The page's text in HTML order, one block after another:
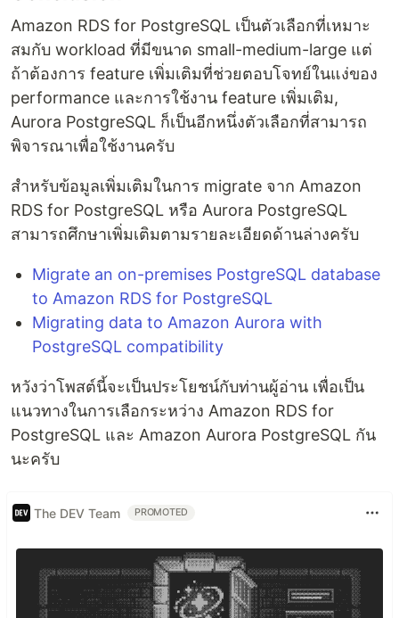
Amazon RDS for PostgreSQL เป็นตัวเลือกที่เหมาะ
สมกับ workload ที่มีขนาด small-medium-large แต่
ถ้าต้องการ feature เพิ่มเติมที่ช่วยตอบโจทย์ในแง่ของ
performance และการใช้งาน feature เพิ่มเติม,
Aurora PostgreSQL ก็เป็นอีกหนึ่งตัวเลือกที่สามารถ
พิจารณาเพื่อใช้งานครับ
สำหรับข้อมูลเพิ่มเติมในการ migrate จาก Amazon
RDS for PostgreSQL หรือ Aurora PostgreSQL
สามารถศึกษาเพิ่มเติมตามรายละเอียดด้านล่างครับ
Migrate an on-premises PostgreSQL database
to Amazon RDS for PostgreSQL
Migrating data to Amazon Aurora with
PostgreSQL compatibility
หวังว่าโพสต์นี้จะเป็นประโยชน์กับท่านผู้อ่าน เพื่อเป็น
แนวทางในการเลือกระหว่าง Amazon RDS for
PostgreSQL และ Amazon Aurora PostgreSQL กัน
นะครับ
The DEV Team PROMOTED